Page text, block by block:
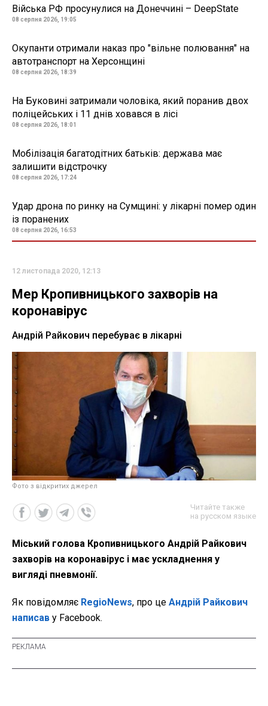
Війська РФ просунулися на Донеччині – DeepState
08 серпня 2026, 19:05
Окупанти отримали наказ про "вільне полювання" на
автотранспорт на Херсонщині
08 серпня 2026, 18:39
На Буковині затримали чоловіка, який поранив двох
поліцейських і 11 днів ховався в лісі
08 серпня 2026, 18:01
Мобілізація багатодітних батьків: держава має
залишити відстрочку
08 серпня 2026, 17:24
Удар дрона по ринку на Сумщині: у лікарні помер один
із поранених
08 серпня 2026, 16:53
12 листопада 2020, 12:13
Мер Кропивницького захворів на
коронавірус
Андрій Райкович перебуває в лікарні
Фото з відкритих джерел
Читайте также
на русском языке
Міський голова Кропивницького Андрій Райкович
захворів на коронавірус і має ускладнення у
вигляді пневмонії.
Як повідомляє RegioNews, про це Андрій Райкович
написав у Facebook.